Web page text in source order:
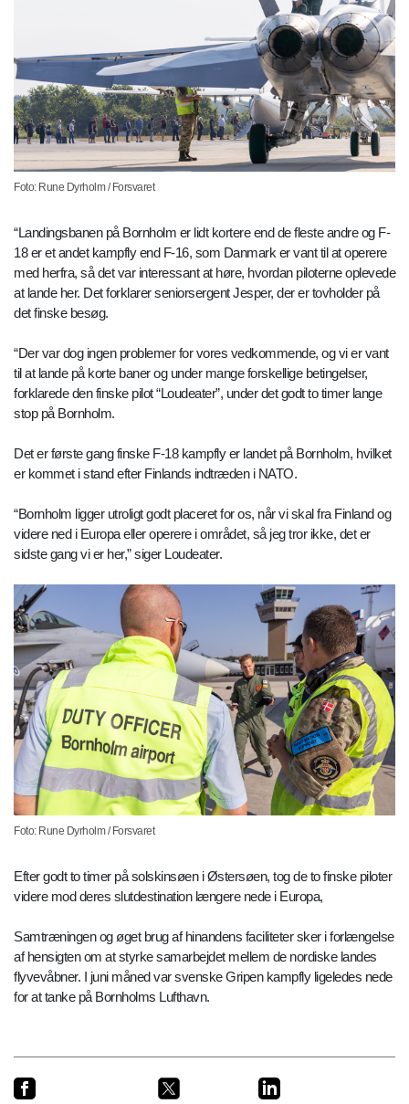
Foto: Rune Dyrholm / Forsvaret
“Landingsbanen på Bornholm er lidt kortere end de fleste andre og F-
18 er et andet kampfly end F-16, som Danmark er vant til at operere
med herfra, så det var interessant at høre, hvordan piloterne oplevede
at lande her. Det forklarer seniorsergent Jesper, der er tovholder på
det finske besøg.
“Der var dog ingen problemer for vores vedkommende, og vi er vant
til at lande på korte baner og under mange forskellige betingelser,
forklarede den finske pilot “Loudeater”, under det godt to timer lange
stop på Bornholm.
Det er første gang finske F-18 kampfly er landet på Bornholm, hvilket
er kommet i stand efter Finlands indtræden i NATO.
“Bornholm ligger utroligt godt placeret for os, når vi skal fra Finland og
videre ned i Europa eller operere i området, så jeg tror ikke, det er
sidste gang vi er her,” siger Loudeater.
Foto: Rune Dyrholm / Forsvaret
Efter godt to timer på solskinsøen i Østersøen, tog de to finske piloter
videre mod deres slutdestination længere nede i Europa,
Samtræningen og øget brug af hinandens faciliteter sker i forlængelse
af hensigten om at styrke samarbejdet mellem de nordiske landes
flyvevåbner. I juni måned var svenske Gripen kampfly ligeledes nede
for at tanke på Bornholms Lufthavn.